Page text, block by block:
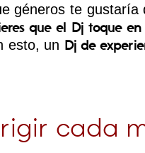
géneros te gustaría
que el Dj toque
esto, un Dj de
cada